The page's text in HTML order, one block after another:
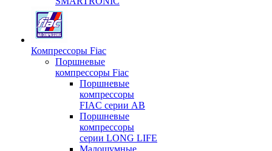
Компрессоры Fiac
Поршневые
компрессоры Fiac
Поршневые
компрессоры
FIAC серии AB
Поршневые
компрессоры
серии LONG LIFE
Малошумные